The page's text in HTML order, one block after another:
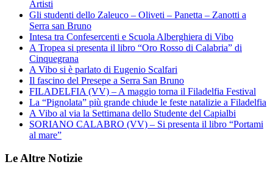
Artisti
Gli studenti dello Zaleuco – Oliveti – Panetta – Zanotti a
Serra san Bruno
Intesa tra Confesercenti e Scuola Alberghiera di Vibo
A Tropea si presenta il libro “Oro Rosso di Calabria” di
Cinquegrana
A Vibo si è parlato di Eugenio Scalfari
Il fascino del Presepe a Serra San Bruno
FILADELFIA (VV) – A maggio torna il Filadelfia Festival
La “Pignolata” più grande chiude le feste natalizie a Filadelfia
A Vibo al via la Settimana dello Studente del Capialbi
SORIANO CALABRO (VV) – Si presenta il libro “Portami
al mare”
Le Altre Notizie